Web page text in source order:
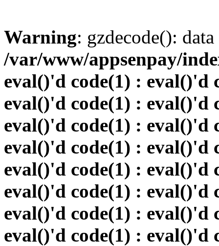
Warning: gzdecode():
/var/www/appsenpay/
eval()'d code(1) : eval()'d
eval()'d code(1) : eval()'d
eval()'d code(1) : eval()'d
eval()'d code(1) : eval()'d
eval()'d code(1) : eval()'d
eval()'d code(1) : eval()'d
eval()'d code(1) : eval()'d
eval()'d code(1) : eval()'d